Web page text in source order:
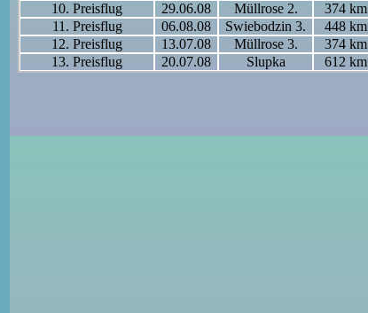
10. Preisflug
29.06.08 Müllrose 2. 374 km
11. Preisflug
06.08.08 Swiebodzin 3. 448 km
12. Preisflug
13.07.08 Müllrose 3. 374 km
13. Preisflug
20.07.08 Slupka 612 km